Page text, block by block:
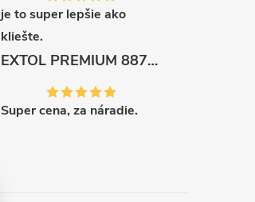
je to super lepšie ako
kliešte.
EXTOL PREMIUM 8871287 Sekera štiepacia 3500g, nylónová násada 910mm
Super cena, za náradie.